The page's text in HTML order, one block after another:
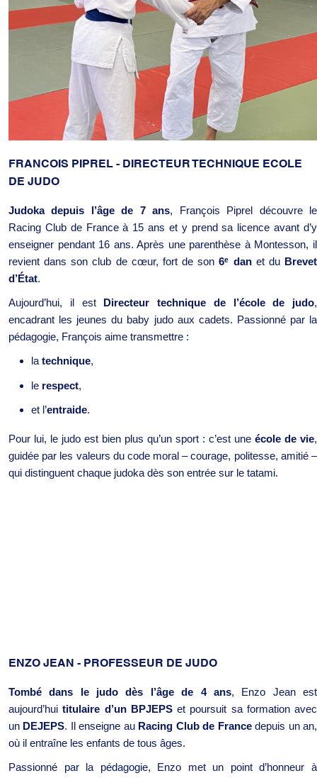
FRANCOIS PIPREL - DIRECTEUR TECHNIQUE ECOLE
DE JUDO
Judoka depuis l’âge de 7 ans, François Piprel découvre le
Racing Club de France à 15 ans et y prend sa licence avant d’y
enseigner pendant 16 ans. Après une parenthèse à Montesson, il
revient dans son club de cœur, fort de son6ᵉ danet du Brevet
d’État.
Aujourd’hui, il est Directeur technique de l’école de judo,
encadrant les jeunes du baby judo aux cadets. Passionné par la
pédagogie, François aime transmettre :
la technique,
le respect,
et l’entraide.
Pour lui, le judo est bien plus qu’un sport : c’est une école de vie,
guidée par les valeurs du code moral – courage, politesse, amitié –
qui distinguent chaque judoka dès son entrée sur le tatami.
ENZO JEAN - PROFESSEUR DE JUDO
Tombé dans le judo dès l’âge de 4 ans, Enzo Jean est
aujourd’huititulaire d’un BPJEPSet poursuit sa formation avec
un DEJEPS. Il enseigne au Racing Club de Francedepuis un an,
où il entraîne les enfants de tous âges.
Passionné par la pédagogie, Enzo met un point d’honneur à